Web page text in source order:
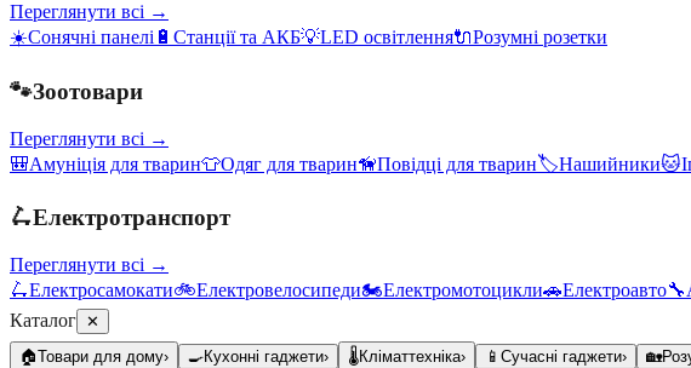
Переглянути всі →
☀️Сонячні панелі 🔋 Станції та АКБ💡LED освітлення🔌Розумні розетки
🐾Зоотовари
Переглянути всі →
🎒Амуніція для тварин👕Одяг для тварин🦮Повідці для тварин🏷️Нашийники🐱
🛴Електротранспорт
Переглянути всі →
🛴Електросамокати🚲Електровелосипеди🏍️Електромотоцикли🚗Електроавто🔧
Каталог ✕
🏠Товари для дому› 🍳Кухонні гаджети› 🌡️Кліматтехніка› 📱 Сучасні гаджети› 🏡